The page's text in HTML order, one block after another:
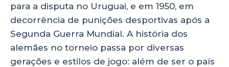
para a disputa no Uruguai, e em 1950, em
decorrência de punições desportivas após a
Segunda Guerra Mundial. A história dos
alemães no torneio passa por diversas
gerações e estilos de jogo: além de ser o país